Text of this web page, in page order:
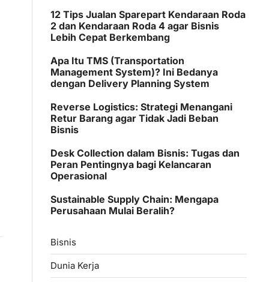
12 Tips Jualan Sparepart Kendaraan Roda
2 dan Kendaraan Roda 4 agar Bisnis
Lebih Cepat Berkembang
Apa Itu TMS (Transportation
Management System)? Ini Bedanya
dengan Delivery Planning System
Reverse Logistics: Strategi Menangani
Retur Barang agar Tidak Jadi Beban
Bisnis
Desk Collection dalam Bisnis: Tugas dan
Peran Pentingnya bagi Kelancaran
Operasional
Sustainable Supply Chain: Mengapa
Perusahaan Mulai Beralih?
Bisnis
Dunia Kerja